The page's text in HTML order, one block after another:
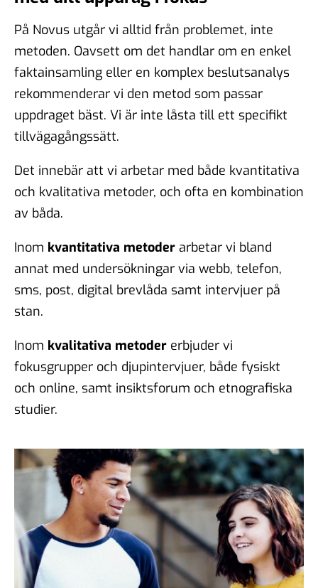
På Novus utgår vi alltid från problemet, inte
metoden. Oavsett om det handlar om en enkel
faktainsamling eller en komplex beslutsanalys
rekommenderar vi den metod som passar
uppdraget bäst. Vi är inte låsta till ett specifikt
tillvägagångssätt.
Det innebär att vi arbetar med både kvantitativa
och kvalitativa metoder, och ofta en kombination
av båda.
Inom kvantitativa metoder arbetar vi bland
annat med undersökningar via webb, telefon,
sms, post, digital brevlåda samt intervjuer på
stan.
Inom kvalitativa metoder erbjuder vi
fokusgrupper och djupintervjuer, både fysiskt
och online, samt insiktsforum och etnografiska
studier.